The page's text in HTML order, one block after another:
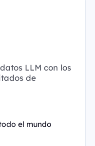
LLM con los
de
el mundo